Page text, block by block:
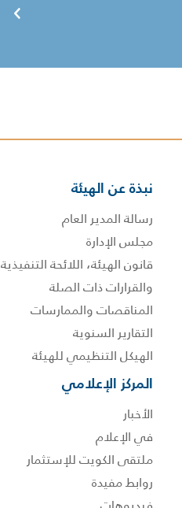
نبذة عن الهيئة
رسالة المدير العام
مجلس الإدارة
قانون الهيئة، اللائحة
والقرارات ذات الصلة
المناقصات والممارسات
التقارير السنوية
الهيكل التنظيمي للهيئة
المركز الإعلامي
الأخبار
في الإعلام
ملتقى الكويت للإستثمار
روابط مفيدة